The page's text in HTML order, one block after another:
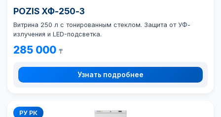
POZIS ХФ-250-3
Витрина 250 л с тонированным стеклом. Защита от УФ-
излучения и LED-подсветка.
285 000 ₸
Узнать подробнее
РУ РК